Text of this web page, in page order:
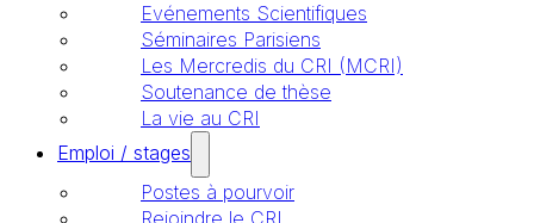
Evénements Scientifiques
Séminaires Parisiens
Les Mercredis du CRI (MCRI)
Soutenance de thèse
La vie au CRI
Emploi / stages
Postes à pourvoir
Rejoindre le CRI